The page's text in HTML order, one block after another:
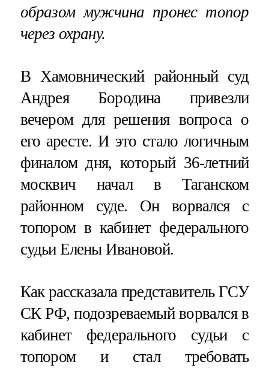
образом мужчина пронес топор
через охрану.
В Хамовнический районный суд
Андрея Бородина привезли
вечером для решения вопроса о
его аресте. И это стало логичным
финалом дня, который 36-летний
москвич начал в Таганском
районном суде. Он ворвался с
топором в кабинет федерального
судьи Елены Ивановой.
Как рассказала представитель ГСУ
СК РФ, подозреваемый ворвался в
кабинет федерального судьи с
топором и стал требовать